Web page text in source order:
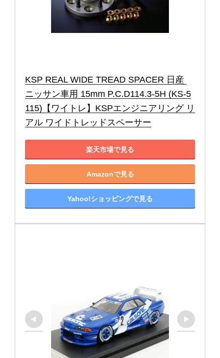
KSP REAL WIDE TREAD SPACER 日産
ニッサン車用 15mm P.C.D114.3-5H (KS-5
115)【ワイトレ】KSPエンジニアリング リ
アル ワイドトレッドスペーサー
楽天市場で見る
Amazonで見る
Yahoo!ショッピングで見る